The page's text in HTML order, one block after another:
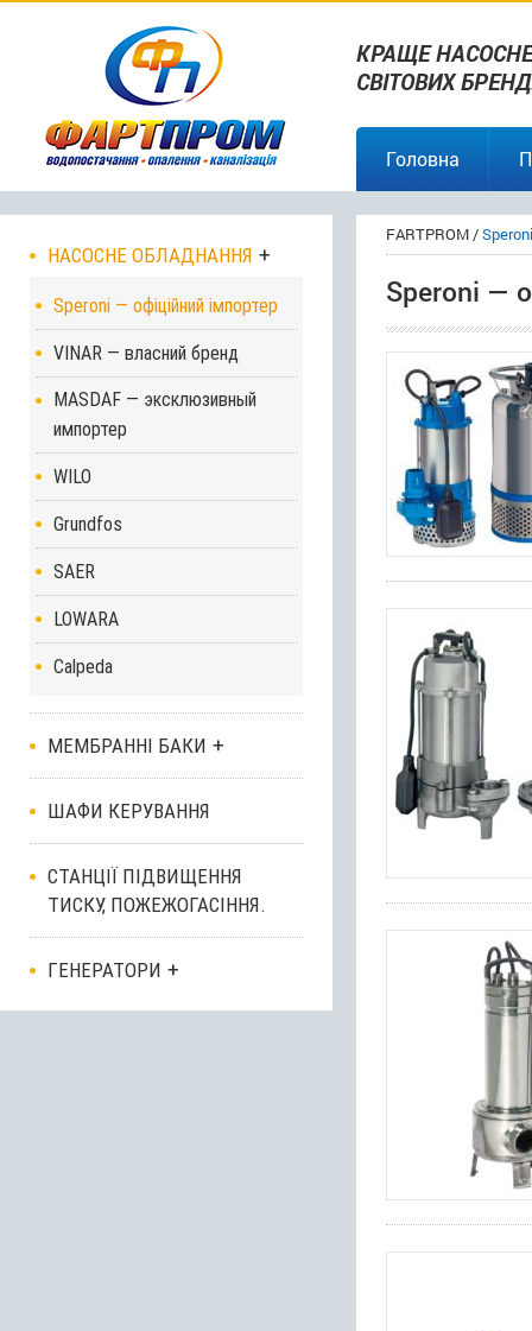
КРАЩЕ
СВІТОВИХ
Головна
НАСОСНЕ ОБЛАДНАННЯ
Speroni — офіційний імпортер
VINAR — власний бренд
MASDAF — эксклюзивный
импортер
WILO
Grundfos
SAER
LOWARA
Calpeda
МЕМБРАННІ БАКИ
ШАФИ КЕРУВАННЯ
СТАНЦІЇ ПІДВИЩЕННЯ
ТИСКУ, ПОЖЕЖОГАСІННЯ.
ГЕНЕРАТОРИ
FARTPROM/
Speroni —